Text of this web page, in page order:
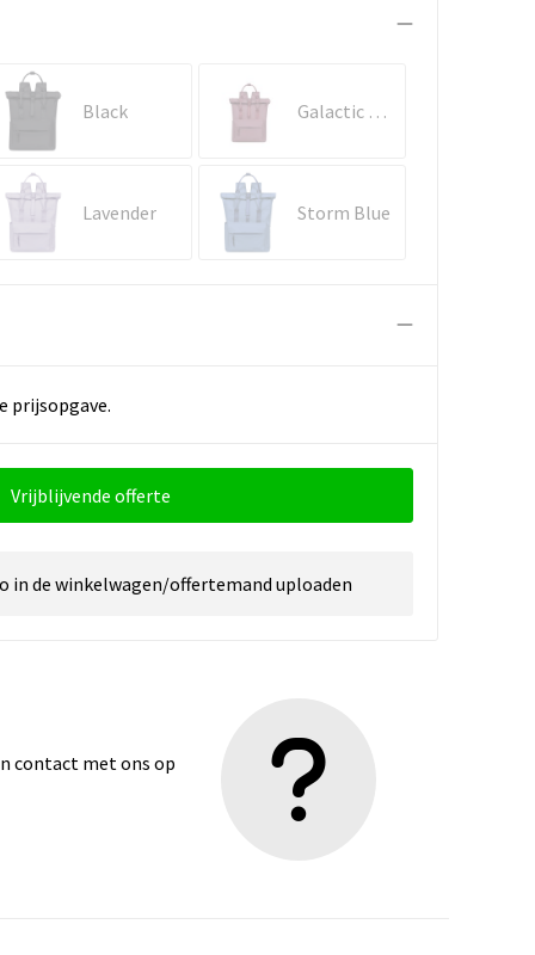
Black Galactic Mauve
Lavender Storm Blue
prijsopgave.
Vrijblijvende offerte
in de winkelwagen/offertemand uploaden
contact met ons op